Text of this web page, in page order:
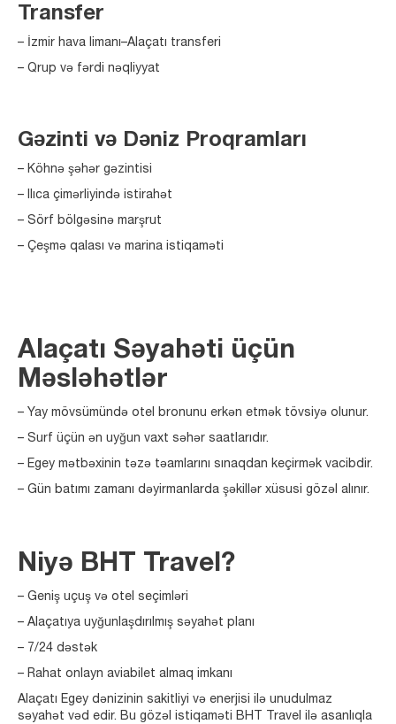
Transfer
– İzmir hava limanı–Alaçatı transferi
– Qrup və fərdi nəqliyyat
Gəzinti və Dəniz Proqramları
– Köhnə şəhər gəzintisi
– Ilıca çimərliyində istirahət
– Sörf bölgəsinə marşrut
– Çeşmə qalası və marina istiqaməti
Alaçatı Səyahəti üçün
Məsləhətlər
– Yay mövsümündə otel bronunu erkən etmək tövsiyə olunur.
– Surf üçün ən uyğun vaxt səhər saatlarıdır.
– Egey mətbəxinin təzə təamlarını sınaqdan keçirmək vacibdir.
– Gün batımı zamanı dəyirmanlarda şəkillər xüsusi gözəl alınır.
Niyə BHT Travel?
– Geniş uçuş və otel seçimləri
– Alaçatıya uyğunlaşdırılmış səyahət planı
– 7/24 dəstək
– Rahat onlayn aviabilet almaq imkanı
Alaçatı Egey dənizinin sakitliyi və enerjisi ilə unudulmaz
səyahət vəd edir. Bu gözəl istiqaməti BHT Travel ilə asanlıqla